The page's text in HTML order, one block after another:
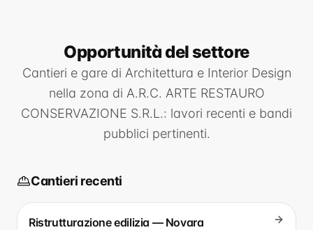
Opportunitàdel settore
Cantieri e gare di Architettura e Interior Design
nella zona di A.R.C. ARTE RESTAURO
CONSERVAZIONE S.R.L.: lavori recenti e bandi
pubblici pertinenti.
Cantieri recenti
Ristrutturazione edilizia — Novara